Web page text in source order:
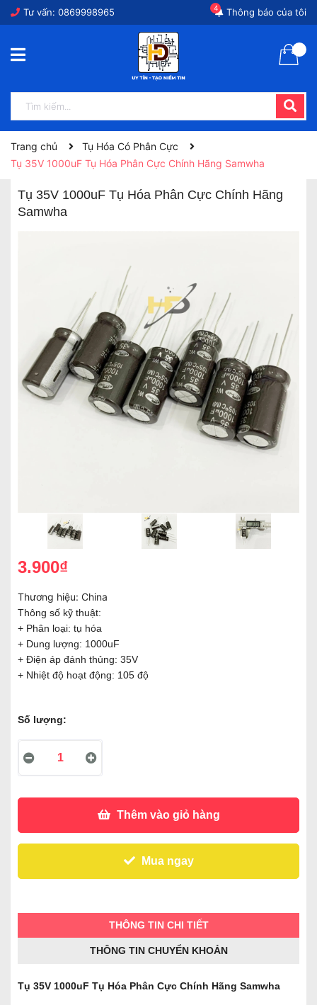
Tư vấn: 0869998965 Thông báo của tôi
4
Trang chủ
Tụ Hóa Có Phân Cực
Tụ 35V 1000uF Tụ Hóa Phân Cực Chính Hãng Samwha
Tụ 35V 1000uF Tụ Hóa Phân Cực Chính Hãng
Samwha
3.900₫
Thương hiệu: China
Thông số kỹ thuật:
+ Phân loại: tụ hóa
+ Dung lượng: 1000uF
+ Điện áp đánh thủng: 35V
+ Nhiệt độ hoạt động: 105 độ
Số lượng:
Thêm vào giỏ hàng
Mua ngay
THÔNG TIN CHI TIẾT
THÔNG TIN CHUYỂN KHOẢN
Tụ 35V 1000uF Tụ Hóa Phân Cực Chính Hãng Samwha